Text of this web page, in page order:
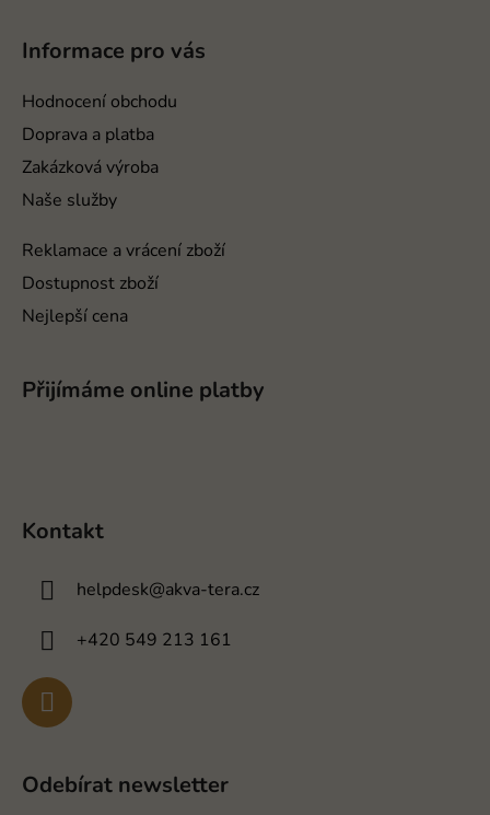
Informace pro vás
Hodnocení obchodu
Doprava a platba
Zakázková výroba
Naše služby
Reklamace a vrácení zboží
Dostupnost zboží
Nejlepší cena
Přijímáme online platby
Kontakt
helpdesk@akva-tera.cz
+420 549 213 161
Odebírat newsletter